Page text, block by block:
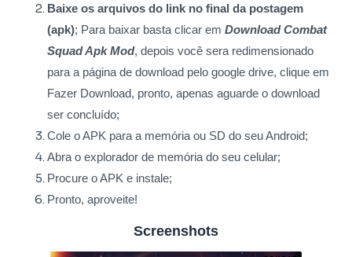
Baixe os arquivos do link no final da postagem
(apk); Para baixar basta clicar em Download Combat
Squad Apk Mod, depois você sera redimensionado
para a página de download pelo google drive, clique em
Fazer Download, pronto, apenas aguarde o download
ser concluído;
Cole o APK para a memória ou SD do seu Android;
Abra o explorador de memória do seu celular;
Procure o APK e instale;
Pronto, aproveite!
Screenshots